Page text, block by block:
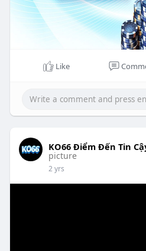
Like
KO66 Điểm Đến Tin
picture
2 yrs